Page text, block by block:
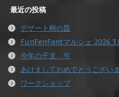
最近の投稿
デザート柄の皿
FunFenFantマルシェ 2026 3
今年の干支 午
あけましておめでとうござ
ワークショップ